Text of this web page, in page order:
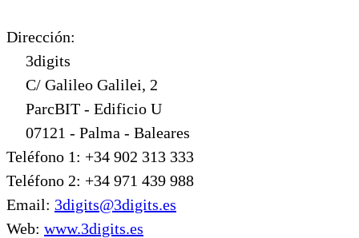
Dirección:
3digits
C/ Galileo Galilei, 2
ParcBIT - Edificio U
07121 - Palma - Baleares
Teléfono 1: +34 902 313 333
Teléfono 2: +34 971 439 988
Email: 3digits@3digits.es
Web: www.3digits.es